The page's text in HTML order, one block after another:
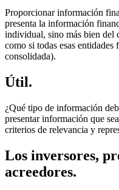
Proporcionar información
presenta la información
individual, sino más bien del
como si todas esas
consolidada).
Útil.
¿Qué tipo de información
presentar información que
criterios de relevancia y
Los inversores,
acreedores.